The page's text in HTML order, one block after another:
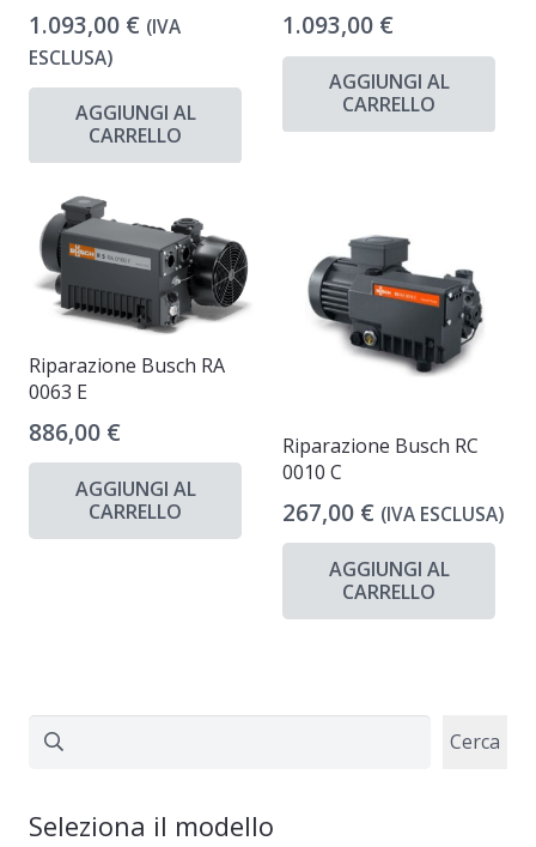
1.093,00 € (IVA
ESCLUSA)
AGGIUNGI AL
CARRELLO
1.093,00 €
AGGIUNGI AL
CARRELLO
Riparazione Busch RA
0063 E
886,00 €
AGGIUNGI AL
CARRELLO
Riparazione Busch RC
0010 C
267,00 € (IVA ESCLUSA)
AGGIUNGI AL
CARRELLO
Cerca Cerca
Seleziona il modello